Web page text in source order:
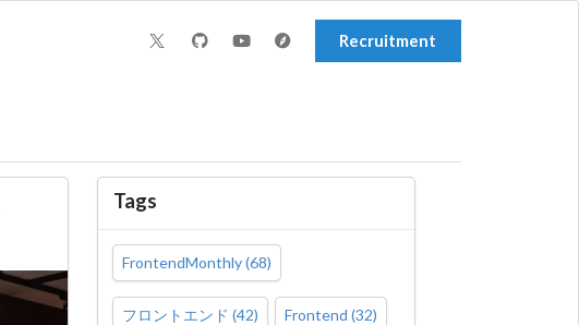
Recruitment
Tags
FrontendMonthly(68)
フロントエンド (42) Frontend (32)